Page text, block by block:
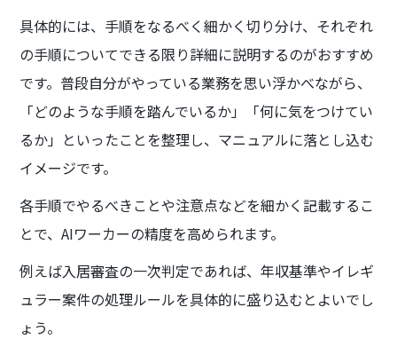
具体的には、手順をなるべく細かく切り分け、それぞれ
の手順についてできる限り詳細に説明するのがおすすめ
です。普段自分がやっている業務を思い浮かべながら、
「どのような手順を踏んでいるか」「何に気をつけてい
るか」といったことを整理し、マニュアルに落とし込む
イメージです。
各手順でやるべきことや注意点などを細かく記載するこ
とで、AIワーカーの精度を高められます。
例えば入居審査の一次判定であれば、年収基準やイレギ
ュラー案件の処理ルールを具体的に盛り込むとよいでし
ょう。